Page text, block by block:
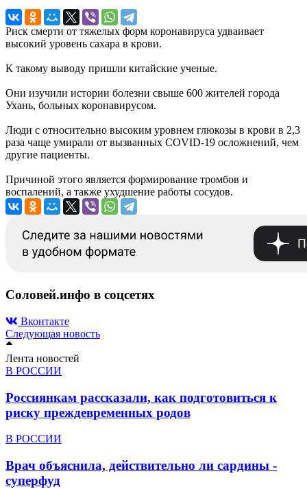
Риск смерти от тяжелых форм коронавируса удваивает
высокий уровень сахара в крови.
К такому выводу пришли китайские ученые.
Они изучили истории болезни свыше 600 жителей города
Ухань, больных коронавирусом.
Люди с относительно высоким уровнем глюкозы в крови в 2,3
раза чаще умирали от вызванных COVID-19 осложнений, чем
другие пациенты.
Причиной этого является формирование тромбов и
воспалений, а также ухудшение работы сосудов.
Соловей.инфо в соцсетях
Вконтакте
Следующая новость
Лента новостей
В РОССИИ
Россиянкам рассказали, как подготовиться к
риску преждевременных родов
В РОССИИ
Врач объяснила, действительно ли сардины -
суперфуд